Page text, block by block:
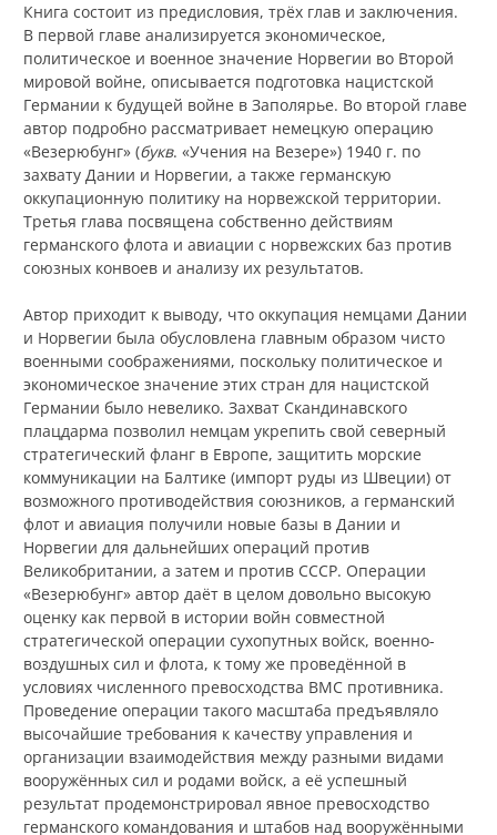
Книга состоит из предисловия, трёх глав и заключения.
В первой главе анализируется экономическое,
политическое и военное значение Норвегии во Второй
мировой войне, описывается подготовка нацистской
Германии к будущей войне в Заполярье. Во второй главе
автор подробно рассматривает немецкую операцию
«Везерюбунг» (букв. «Учения на Везере») 1940 г. по
захвату Дании и Норвегии, а также германскую
оккупационную политику на норвежской территории.
Третья глава посвящена собственно действиям
германского флота и авиации с норвежских баз против
союзных конвоев и анализу их результатов.
Автор приходит к выводу, что оккупация немцами Дании
и Норвегии была обусловлена главным образом чисто
военными соображениями, поскольку политическое и
экономическое значение этих стран для нацистской
Германии было невелико. Захват Скандинавского
плацдарма позволил немцам укрепить свой северный
стратегический фланг в Европе, защитить морские
коммуникации на Балтике (импорт руды из Швеции) от
возможного противодействия союзников, а германский
флот и авиация получили новые базы в Дании и
Норвегии для дальнейших операций против
Великобритании, а затем и против СССР. Операции
«Везерюбунг» автор даёт в целом довольно высокую
оценку как первой в истории войн совместной
стратегической операции сухопутных войск, военно-
воздушных сил и флота, к тому же проведённой в
условиях численного превосходства ВМС противника.
Проведение операции такого масштаба предъявляло
высочайшие требования к качеству управления и
организации взаимодействия между разными видами
вооружённых сил и родами войск, а её успешный
результат продемонстрировал явное превосходство
германского командования и штабов над вооружёнными